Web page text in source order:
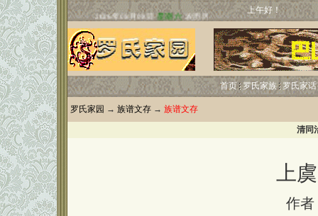
上午好！
首页 罗氏家族 罗氏家话
罗氏家园 → 族谱文存 → 族谱文存
清同
上
作